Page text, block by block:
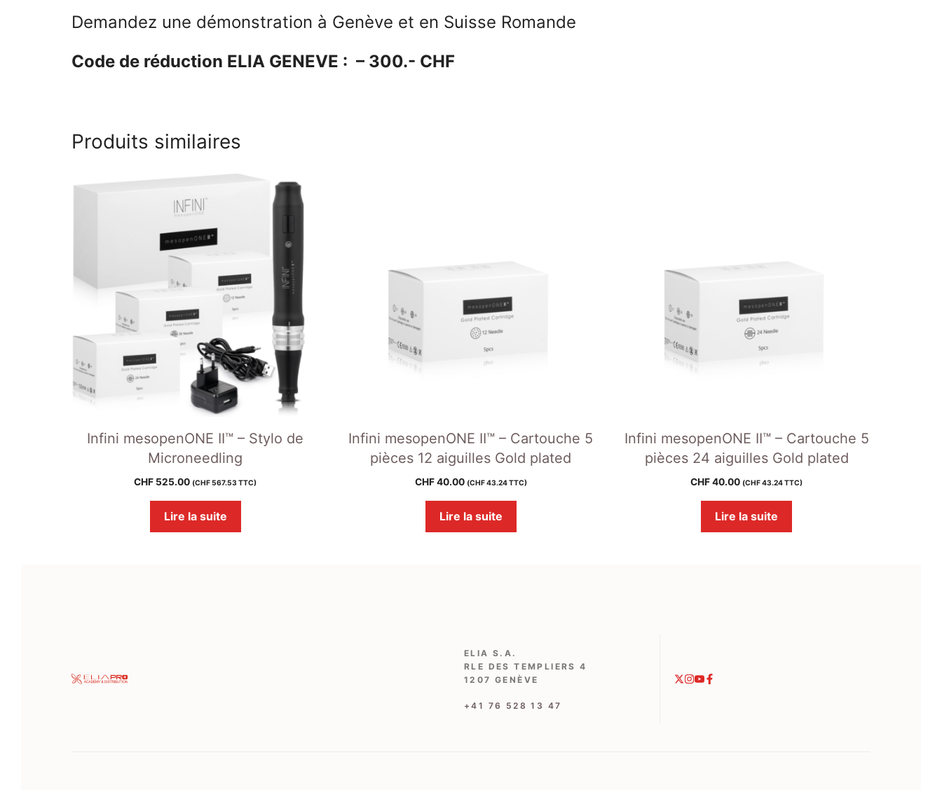
Demandez une démonstration à Genève et en Suisse Romande
Code de réduction ELIA GENEVE : – 300.- CHF
Produits similaires
Infini mesopenONE II™ – Stylo de
Microneedling
CHF 525.00 (CHF567.53 TTC)
Lire la suite
Infini mesopenONE II™ – Cartouche 5
pièces 12 aiguilles Gold plated
CHF40.00 (CHF43.24TTC)
Lire la suite
Infini mesopenONE II™ – Cartouche 5
pièces 24 aiguilles Gold plated
CHF40.00 (CHF43.24TTC)
Lire la suite
ELIA S.A.
RLE DES TEMPLIERS 4
1207 GENÈVE
‭+41 76 528 13 47‬